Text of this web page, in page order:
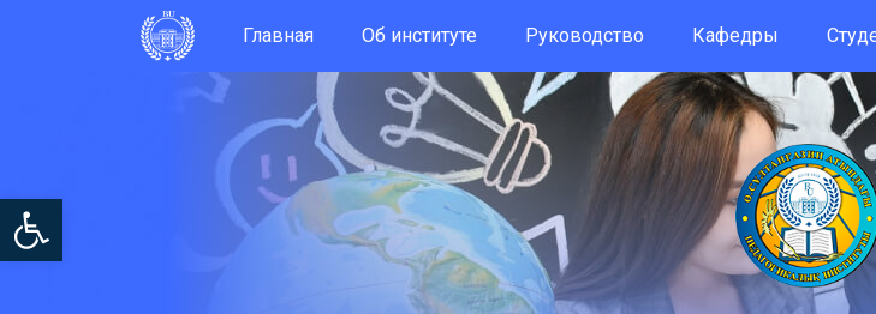
Open toolbar
Главная Об институте Руководство Кафедры